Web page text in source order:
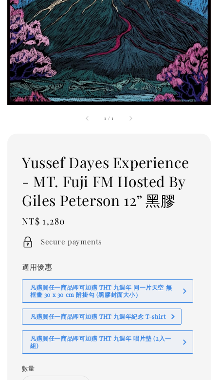
1 /1
Yussef Dayes Experience
- MT. Fuji FM Hosted By
Giles Peterson 12” 黑膠
Regular
price
NT$ 1,280
Secure payments
適用優惠
凡購買任一商品即可加購 THT 九週年 同一片天空 無
框畫 30 x 30 cm 附掛勾 (黑膠封面大小）
凡購買任一商品即可加購 THT 九週年紀念 T-shirt
凡購買任一商品即可加購 THT 九週年 唱片墊 (2入一
組)
數量